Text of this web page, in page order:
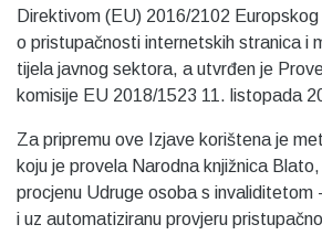
Direktivom (EU) 2016/2102
o pristupačnosti internetskih stranica i
tijela javnog sektora, a utvrđen je
komisije EU 2018/1523 11. listopada
Za pripremu ove Izjave korištena je
koju je provela Narodna knjižnica
procjenu Udruge osoba s invaliditetom
i uz automatiziranu provjeru